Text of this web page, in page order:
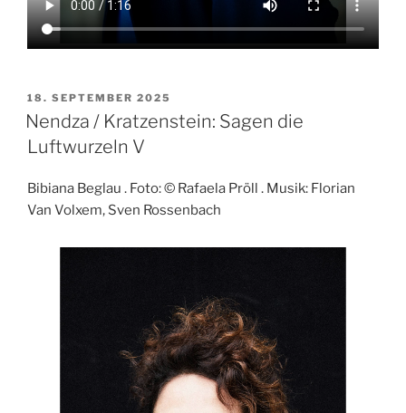
VERÖFFENTLICHT
AM
18. SEPTEMBER 2025
Nendza / Kratzenstein: Sagen die
Luftwurzeln V
Bibiana Beglau . Foto: © Rafaela Pröll . Musik: Florian
Van Volxem, Sven Rossenbach